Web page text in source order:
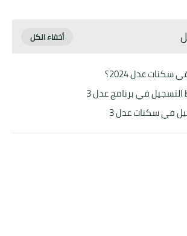
عدل 2024؟
في برنامج عدل 3
في سكنات عدل 3